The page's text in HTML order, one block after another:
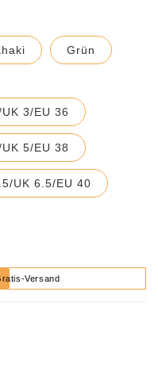
Grün
3/EU 36
5/EU 38
UK 6.5/EU 40
Versand